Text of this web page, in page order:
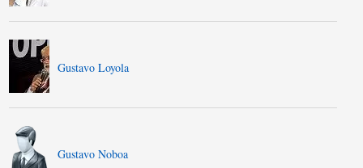
Gustavo Loyola
Gustavo Noboa